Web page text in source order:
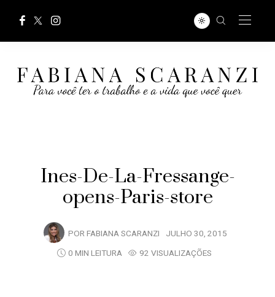
Ines-De-La-Fressange-
opens-Paris-store
POR FABIANA SCARANZI JULHO 30, 2015
0 MIN LEITURA
92 VISUALIZAÇÕES